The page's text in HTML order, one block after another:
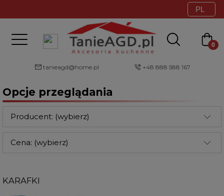
tanieagd@home.pl +48 888 588 167
Opcje przeglądania
Producent: (wybierz)
Cena: (wybierz)
KARAFKI